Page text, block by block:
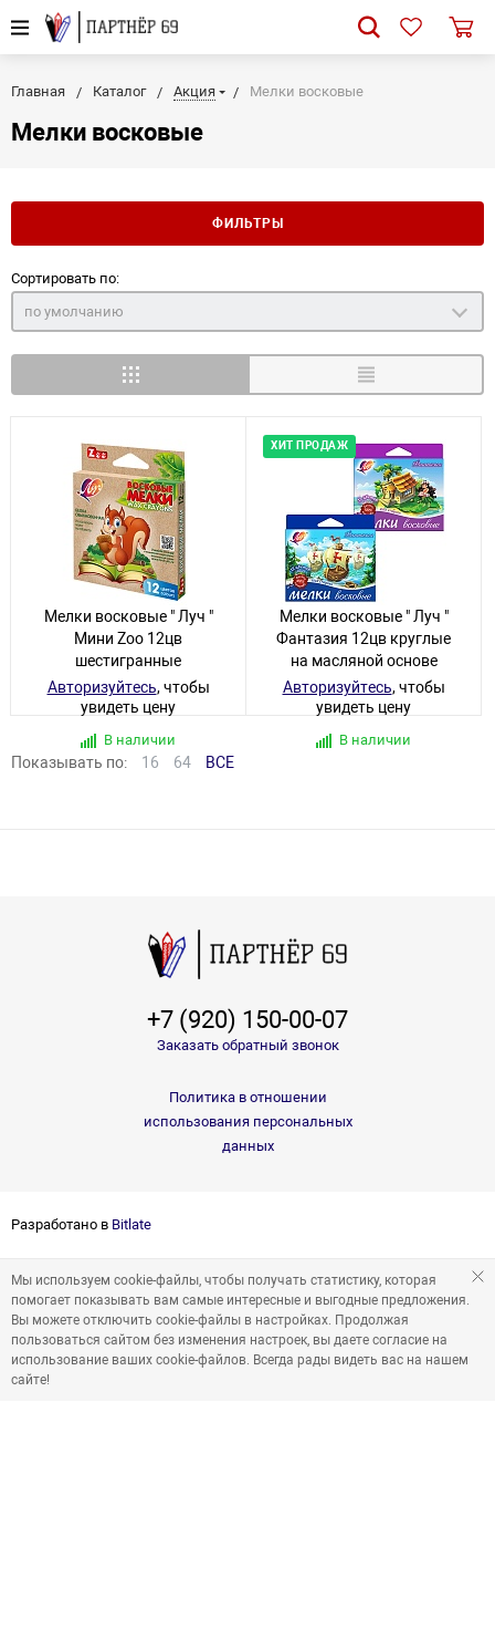
Главная Каталог Акция Мелки восковые
Мелки восковые
ФИЛЬТРЫ
Сортировать по:
по умолчанию
Мелки восковые " Луч "
Мини Zoo 12цв
шестигранные
Авторизуйтесь, чтобы
увидеть цену
В наличии
ХИТ ПРОДАЖ
Мелки восковые " Луч "
Фантазия 12цв круглые
на масляной основе
Авторизуйтесь, чтобы
увидеть цену
В наличии
Показывать по: 16 64 ВСЕ
+7 (920) 150-00-07
Заказать обратный звонок
Политика в отношении
использования персональных
данных
Разработано в Bitlate
Мы используем cookie-файлы, чтобы получать статистику, которая
помогает показывать вам самые интересные и выгодные предложения.
Вы можете отключить cookie-файлы в настройках. Продолжая
пользоваться сайтом без изменения настроек, вы даете согласие на
использование ваших cookie-файлов. Всегда рады видеть вас на нашем
сайте!